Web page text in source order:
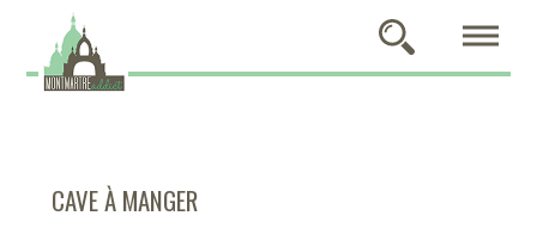
CAVE À MANGER